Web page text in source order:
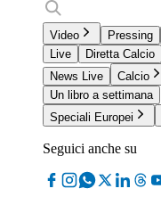
Video Pressing
Live
Diretta Calcio
News Live
Calcio
Un libro a settimana
Speciali Europei
Seguici anche su